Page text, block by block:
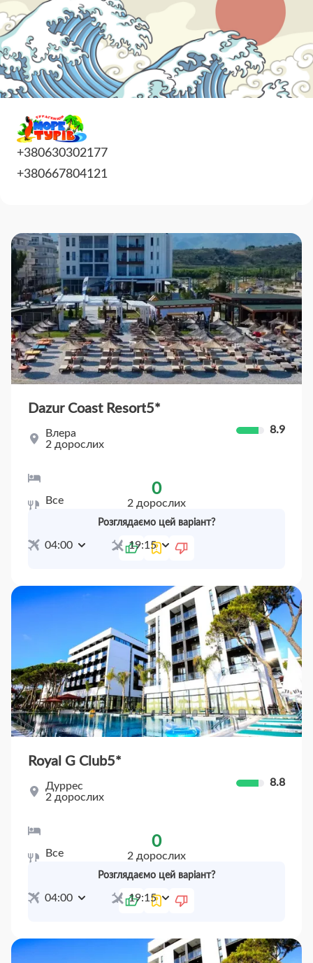
+380630302177
+380667804121
Dazur Coast Resort5*
8.9
Влера
2 дорослих
Все
04:00
27 черПт (7 ночей)
19:15
0
2 дорослих
Розглядаємо цей варіант?
Royal G Club5*
8.8
Дуррес
2 дорослих
Все
04:00
27 черПт (7 ночей)
19:15
0
2 дорослих
Розглядаємо цей варіант?